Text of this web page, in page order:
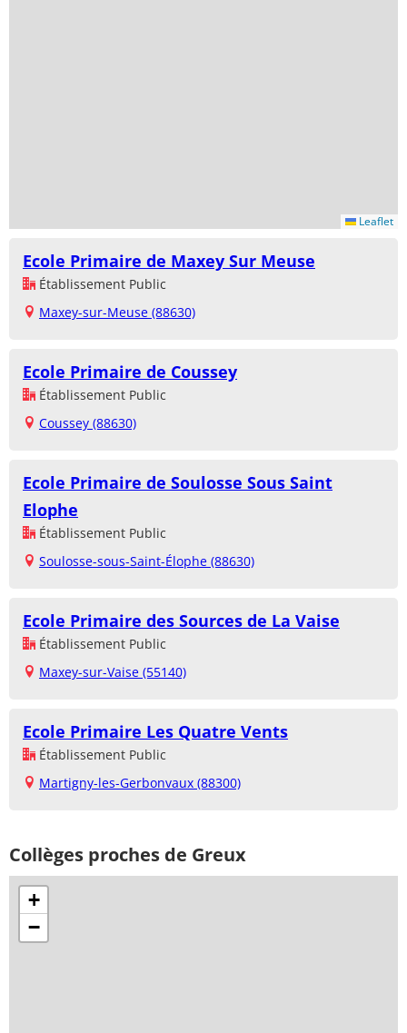
Leaflet
Ecole Primaire de Maxey Sur Meuse
Établissement Public
Maxey-sur-Meuse (88630)
Ecole Primaire de Coussey
Établissement Public
Coussey (88630)
Ecole Primaire de Soulosse Sous Saint
Elophe
Établissement Public
Soulosse-sous-Saint-Élophe (88630)
Ecole Primaire des Sources de La Vaise
Établissement Public
Maxey-sur-Vaise (55140)
Ecole Primaire Les Quatre Vents
Établissement Public
Martigny-les-Gerbonvaux (88300)
Collèges proches de Greux
+
−